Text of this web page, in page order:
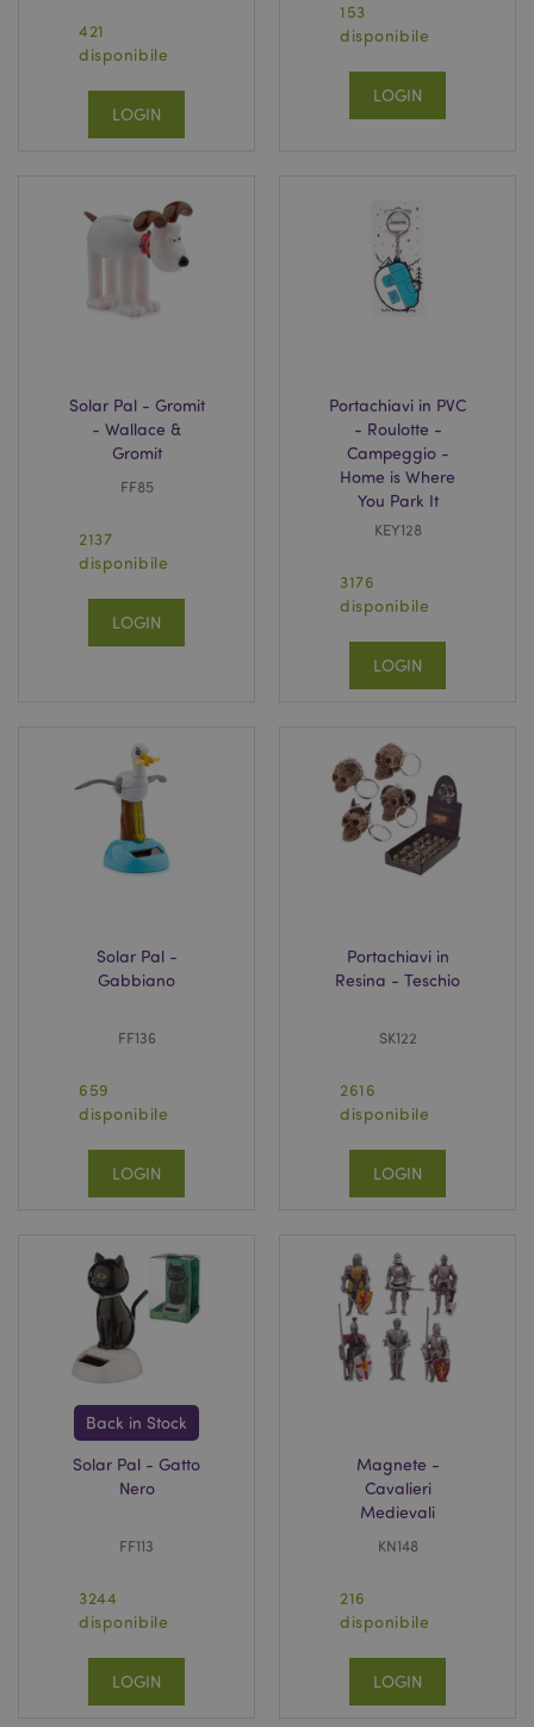
421
disponibile
LOGIN
153
disponibile
LOGIN
Solar Pal - Gromit
- Wallace &
Gromit
FF85
2137
disponibile
LOGIN
Portachiavi in PVC
- Roulotte -
Campeggio -
Home is Where
You Park It
KEY128
3176
disponibile
LOGIN
Solar Pal -
Gabbiano
FF136
659
disponibile
LOGIN
Portachiavi in
Resina - Teschio
SK122
2616
disponibile
LOGIN
Back in Stock
Solar Pal - Gatto
Nero
FF113
3244
disponibile
LOGIN
Magnete -
Cavalieri
Medievali
KN148
216
disponibile
LOGIN